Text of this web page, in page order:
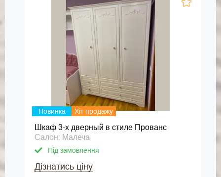
Новинка Хіт продажу
Шкаф 3-х дверный в стиле Прованс
Салон: Малеча
Під замовлення
Дізнатись ціну